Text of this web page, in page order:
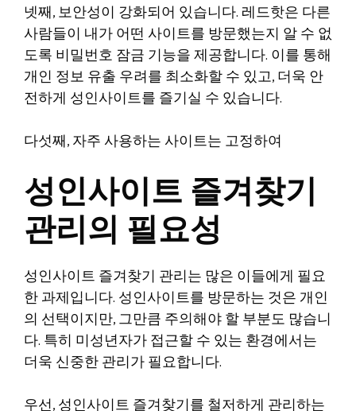
넷째, 보안성이 강화되어 있습니다. 레드핫은 다른
사람들이 내가 어떤 사이트를 방문했는지 알 수 없
도록 비밀번호 잠금 기능을 제공합니다. 이를 통해
개인 정보 유출 우려를 최소화할 수 있고, 더욱 안
전하게 성인사이트를 즐기실 수 있습니다.
다섯째, 자주 사용하는 사이트는 고정하여
성인사이트 즐겨찾기
관리의 필요성
성인사이트 즐겨찾기 관리는 많은 이들에게 필요
한 과제입니다. 성인사이트를 방문하는 것은 개인
의 선택이지만, 그만큼 주의해야 할 부분도 많습니
다. 특히 미성년자가 접근할 수 있는 환경에서는
더욱 신중한 관리가 필요합니다.
우선, 성인사이트 즐겨찾기를 철저하게 관리하는